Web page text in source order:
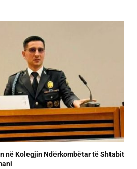
në Kolegjin Ndërkombëtar të Shtabit